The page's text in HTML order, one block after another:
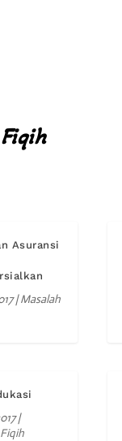
Asuransi
|Masalah
|